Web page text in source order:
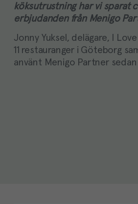
köksutrustning har vi sparat
erbjudanden från Menigo
Jonny Yuksel, delägare, I
11 restauranger i Göteborg
använt Menigo Partner sedan